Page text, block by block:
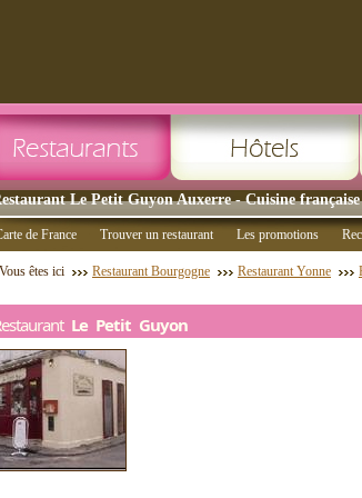
Le Petit Guyon Auxerre - Cuisine française
de France Trouver un restaurant Les promotions
Vous êtes ici Restaurant Bourgogne Restaurant Yonne
Le Petit Guyon